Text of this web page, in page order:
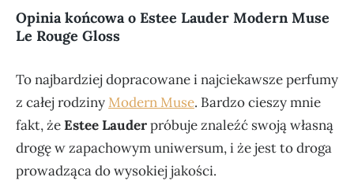
Opinia końcowa o Estee Lauder Modern Muse
Le Rouge Gloss
To najbardziej dopracowane i najciekawsze perfumy
z całej rodzinyModern Muse. Bardzo cieszy mnie
fakt, żeEstee Lauderpróbuje znaleźć swoją własną
drogę w zapachowym uniwersum, i że jest to droga
prowadząca do wysokiej jakości.